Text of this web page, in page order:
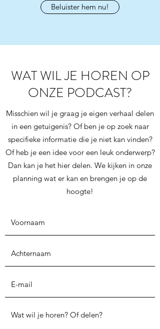
Beluister hem nu!
WAT WIL JE HOREN OP
ONZE PODCAST?
Misschien wil je graag je eigen verhaal delen
in een getuigenis? Of ben je op zoek naar
specifieke informatie die je niet kan vinden?
Of heb je een idee voor een leuk onderwerp?
Dan kan je het hier delen. We kijken in onze
planning wat er kan en brengen je op de
hoogte!